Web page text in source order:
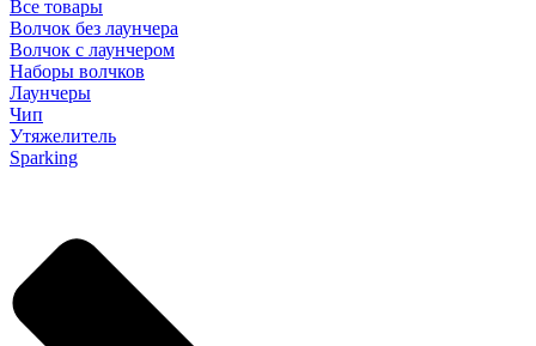
Все товары
Волчок без лаунчера
Волчок с лаунчером
Наборы волчков
Лаунчеры
Чип
Утяжелитель
Sparking